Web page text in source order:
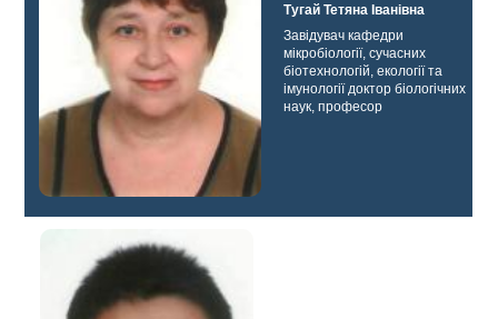
Тугай Тетяна Іванівна
Завідувач кафедри
мікробіології, сучасних
біотехнологій, екології та
імунології доктор біологічних
наук, професор